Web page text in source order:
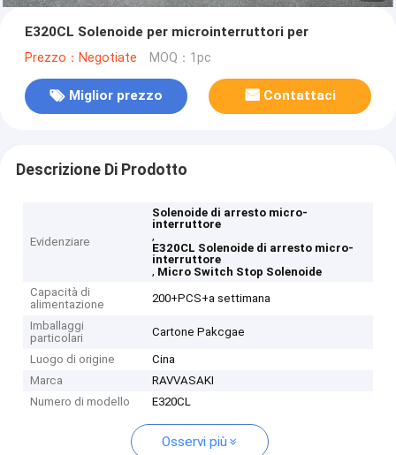
E320CL Solenoide per microinterruttori per
Prezzo：Negotiate MOQ：1pc
Miglior prezzo Contattaci
Descrizione Di Prodotto
Evidenziare
Solenoide di arresto micro-
interruttore
,
E320CL Solenoide di arresto micro-
interruttore
, Micro Switch Stop Solenoide
Capacità di
alimentazione
200+PCS+a settimana
Imballaggi
particolari
Cartone Pakcgae
Luogo di origine
Cina
Marca
RAVVASAKI
Numero di modello
E320CL
Osservi più